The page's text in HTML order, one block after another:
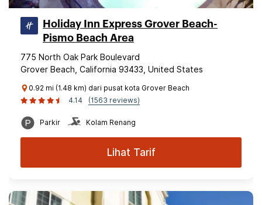
Holiday Inn Express Grover Beach-
Pismo Beach Area
775 North Oak Park Boulevard
Grover Beach, California 93433, United States
0.92 mi (1.48 km) dari pusat kota Grover Beach
4.14
(1563 reviews)
Parkir Kolam Renang
Lihat Tarif